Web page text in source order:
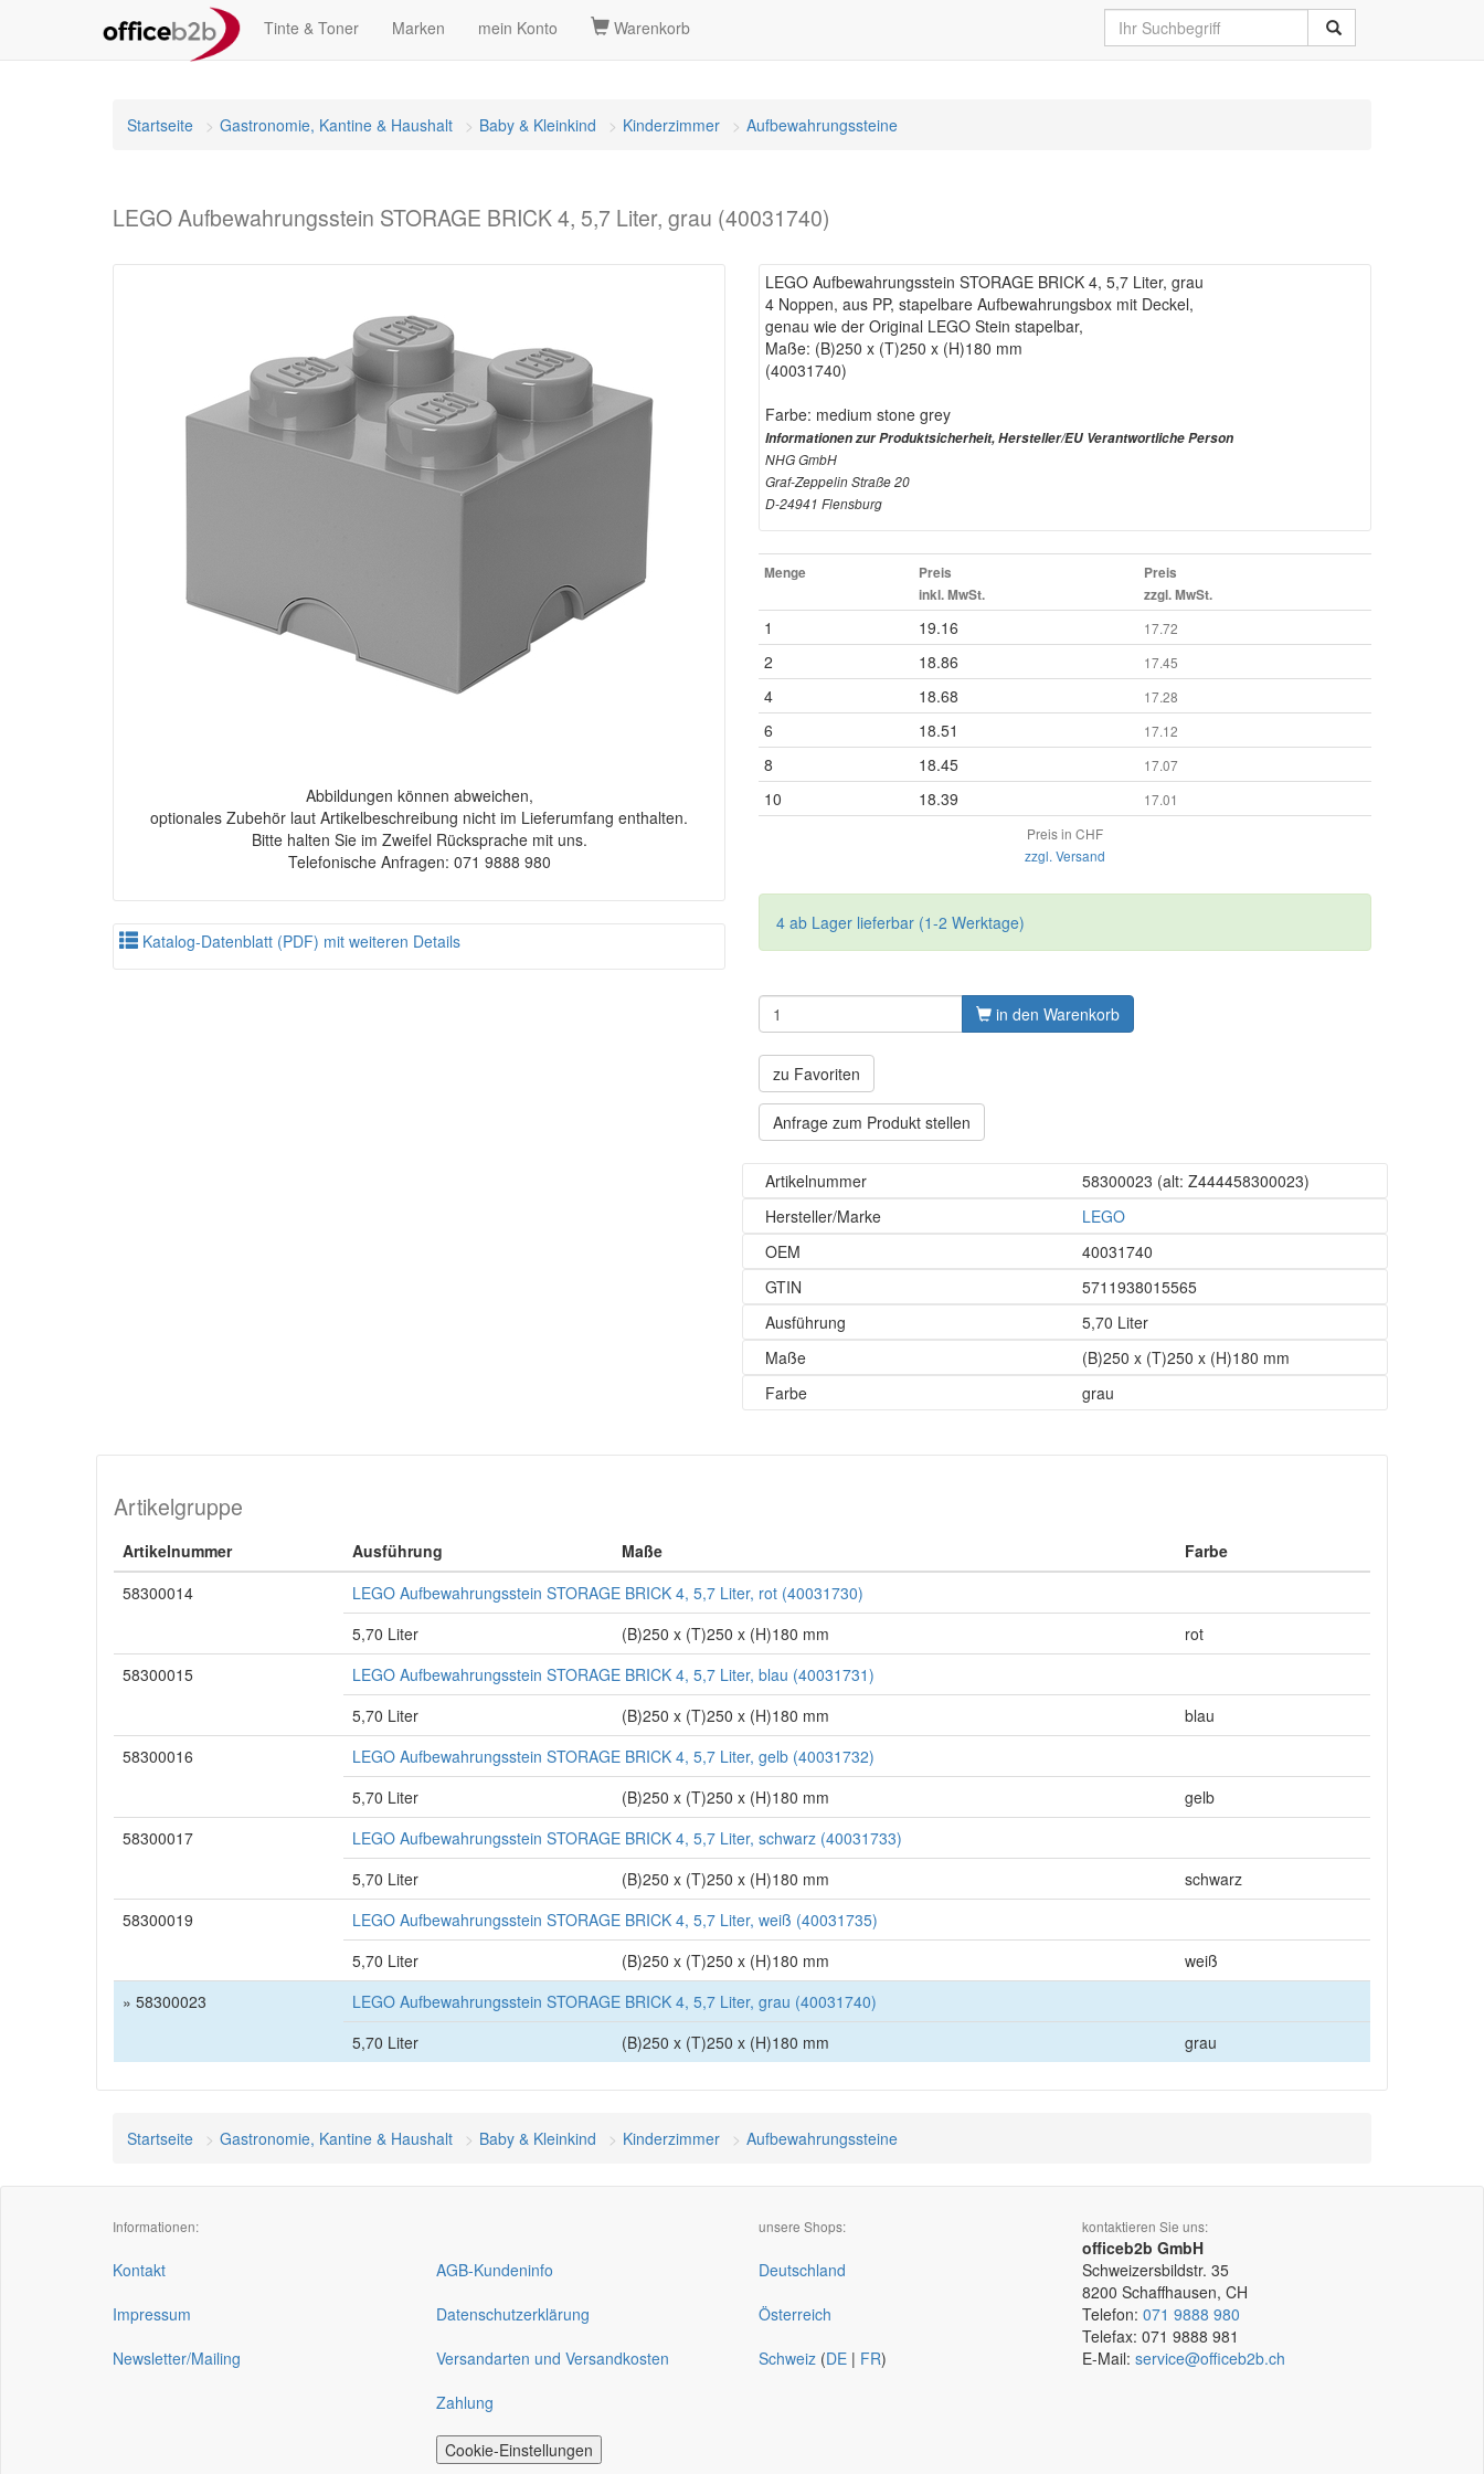
Tinte & Toner Marken mein Konto Warenkorb
Startseite Gastronomie, Kantine & Haushalt Baby & Kleinkind Kinderzimmer Aufbewahrungssteine
LEGO Aufbewahrungsstein STORAGE BRICK 4, 5,7 Liter, grau (40031740)
Abbildungen können abweichen,
optionales Zubehör laut Artikelbeschreibung nicht im Lieferumfang enthalten.
Bitte halten Sie im Zweifel Rücksprache mit uns.
Telefonische Anfragen: 071 9888 980
Katalog-Datenblatt (PDF) mit weiteren Details
LEGO Aufbewahrungsstein STORAGE BRICK 4, 5,7 Liter, grau
4 Noppen, aus PP, stapelbare Aufbewahrungsbox mit Deckel,
genau wie der Original LEGO Stein stapelbar,
Maße: (B)250 x (T)250 x (H)180 mm
(40031740)
Farbe: medium stone grey
Informationen zur Produktsicherheit, Hersteller/EU Verantwortliche Person
NHG GmbH
Graf-Zeppelin Straße 20
D-24941 Flensburg
Menge
Preis
inkl. MwSt.
Preis
zzgl. MwSt.
1 19.16 17.72
2 18.86 17.45
4 18.68 17.28
6 18.51 17.12
8 18.45 17.07
10 18.39
17.01
Preis in CHF
zzgl. Versand
4 ab Lager lieferbar (1-2 Werktage)
in den Warenkorb
zu Favoriten
Anfrage zum Produkt stellen
Artikelnummer 58300023 (alt: Z444458300023)
Hersteller/Marke
LEGO
OEM
40031740
GTIN
5711938015565
Ausführung
5,70 Liter
Maße
(B)250 x (T)250 x (H)180 mm
Farbe
grau
Artikelgruppe
Artikelnummer Ausführung Maße
Farbe
58300014
LEGO Aufbewahrungsstein STORAGE BRICK 4, 5,7 Liter, rot (40031730)
5,70 Liter
(B)250 x (T)250 x (H)180 mm
rot
58300015
LEGO Aufbewahrungsstein STORAGE BRICK 4, 5,7 Liter, blau (40031731)
5,70 Liter
(B)250 x (T)250 x (H)180 mm
blau
58300016
LEGO Aufbewahrungsstein STORAGE BRICK 4, 5,7 Liter, gelb (40031732)
5,70 Liter
(B)250 x (T)250 x (H)180 mm
gelb
58300017
LEGO Aufbewahrungsstein STORAGE BRICK 4, 5,7 Liter, schwarz (40031733)
5,70 Liter
(B)250 x (T)250 x (H)180 mm
schwarz
58300019
LEGO Aufbewahrungsstein STORAGE BRICK 4, 5,7 Liter, weiß (40031735)
5,70 Liter
(B)250 x (T)250 x (H)180 mm
weiß
» 58300023
LEGO Aufbewahrungsstein STORAGE BRICK 4, 5,7 Liter, grau (40031740)
5,70 Liter
(B)250 x (T)250 x (H)180 mm grau
Startseite Gastronomie, Kantine & Haushalt Baby & Kleinkind Kinderzimmer Aufbewahrungssteine
Informationen:
Kontakt
Impressum
Newsletter/Mailing
AGB-Kundeninfo
Datenschutzerklärung
Versandarten und Versandkosten
Zahlung
Cookie-Einstellungen
unsere Shops:
Deutschland
Österreich
Schweiz (DE | FR)
kontaktieren Sie uns:
officeb2b GmbH
Schweizersbildstr. 35
8200 Schaffhausen, CH
Telefon: 071 9888 980
Telefax: 071 9888 981
E-Mail: service@officeb2b.ch